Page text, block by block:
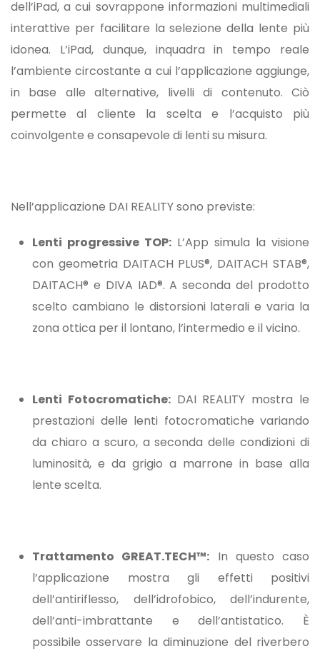
dell’iPad, a cui sovrappone informazioni multimediali
interattive per facilitare la selezione della lente più
idonea. L’iPad, dunque, inquadra in tempo reale
l’ambiente circostante a cui l’applicazione aggiunge,
in base alle alternative, livelli di contenuto. Ciò
permette al cliente la scelta e l’acquisto più
coinvolgente e consapevole di lenti su misura.
Nell’applicazione DAI REALITY sono previste:
Lenti progressive TOP: L’App simula la visione
con geometria DAITACH PLUS®, DAITACH STAB®,
DAITACH® e DIVA IAD®. A seconda del prodotto
scelto cambiano le distorsioni laterali e varia la
zona ottica per il lontano, l’intermedio e il vicino.
Lenti Fotocromatiche:DAI REALITY mostra le
prestazioni delle lenti fotocromatiche variando
da chiaro a scuro, a seconda delle condizioni di
luminosità, e da grigio a marrone in base alla
lente scelta.
Trattamento GREAT.TECH™: In questo caso
l’applicazione mostra gli effetti positivi
dell’antiriflesso, dell’idrofobico, dell’indurente,
dell’anti-imbrattante e dell’antistatico. È
possibile osservare la diminuzione del riverbero